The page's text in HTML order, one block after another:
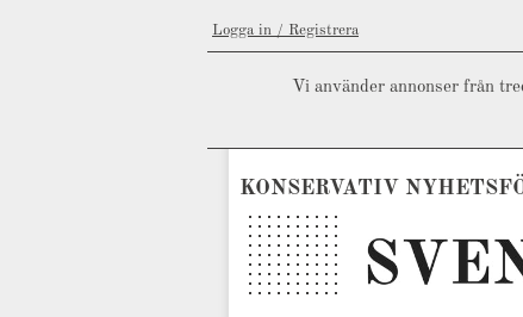
Logga in / Registrera
Vi använder annonser från
KONSERVATIV